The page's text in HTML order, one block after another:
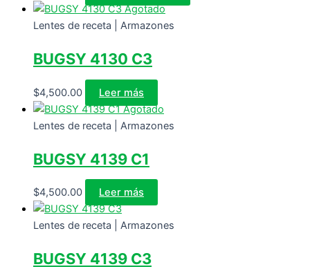
Agotado
Lentes de receta | Armazones
BUGSY 4130 C3
$4,500.00
Leer más
Agotado
Lentes de receta | Armazones
BUGSY 4139 C1
$4,500.00 Leer más
Lentes de receta | Armazones
BUGSY 4139 C3